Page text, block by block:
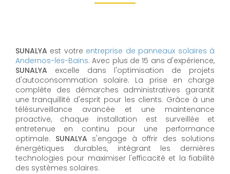
SUNALYA est votre entreprise de panneaux solaires à
Andernos-les-Bains. Avec plus de 15 ans d'expérience,
SUNALYA excelle dans l'optimisation de projets
d'autoconsommation solaire. La prise en charge
complète des démarches administratives garantit
une tranquillité d'esprit pour les clients. Grâce à une
télésurveillance avancée et une maintenance
proactive, chaque installation est surveillée et
entretenue en continu pour une performance
optimale. SUNALYA s'engage à offrir des solutions
énergétiques durables, intégrant les dernières
technologies pour maximiser l'efficacité et la fiabilité
des systèmes solaires.